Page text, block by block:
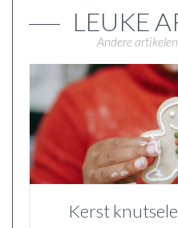
LEUKE
Andere
Kerst